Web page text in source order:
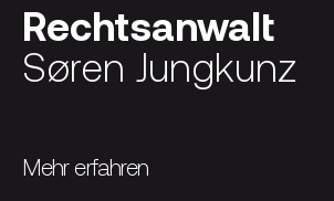
Rechtsanwalt
Søren Jungkunz
Mehr erfahren